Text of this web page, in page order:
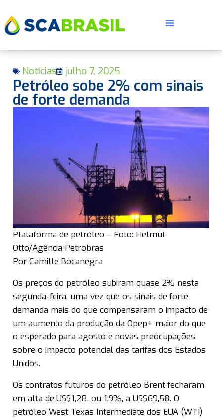
Notícias julho 7, 2025
Petróleo sobe 2% com sinais
de forte demanda
Plataforma de petróleo – Foto: Helmut
Otto/Agência Petrobras
Por Camille Bocanegra
Os preços do petróleo subiram quase 2% nesta
segunda-feira, uma vez que os sinais de forte
demanda mais do que compensaram o impacto de
um aumento da produção da Opep+ maior do que
o esperado para agosto e novas preocupações
sobre o impacto potencial das tarifas dos Estados
Unidos.
Os contratos futuros do petróleo Brent fecharam
em alta de US$1,28, ou 1,9%, a US$69,58. O
petróleo West Texas Intermediate dos EUA (WTI)